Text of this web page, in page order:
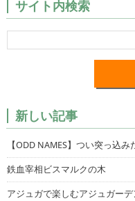
サイト内検索
新しい記事
【ODD NAMES】つい突っ込
鉄血宰相ビスマルクの木
アジュガで楽しむアジュガーデ